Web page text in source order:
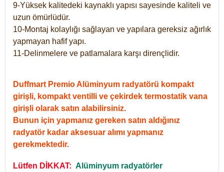
9-Yüksek kalitedeki kaynaklı yapısı sayesinde kaliteli ve
uzun ömürlüdür.
10-Montaj kolaylığı sağlayan ve yapılara gereksiz ağırlık
yapmayan hafif yapı.
11-Delinmelere ve patlamalara karşı dirençlidir.
Duffmart Premio Alüminyum radyatörü kompakt
girişli, kompakt ventilli ve çekirdek termostatik vana
girişli olarak satın alabilirsiniz.
Bunun için yapmanız gereken satın aldığınız
radyatör kadar aksesuar alımı yapmanız
gerekmektedir.
Lütfen DİKKAT: Alüminyum radyatörler